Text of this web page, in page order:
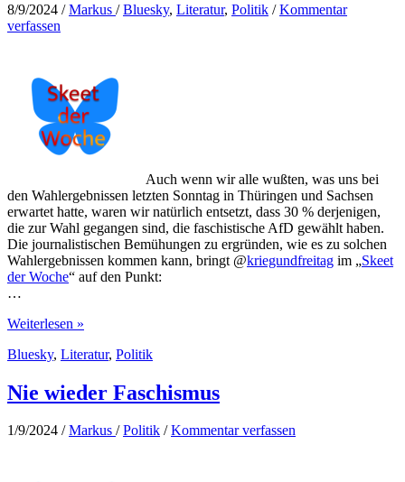
8/9/2024 /Markus /Bluesky, Literatur, Politik /Kommentar
verfassen
Auch wenn wir alle wußten, was uns bei
den Wahlergebnissen letzten Sonntag in Thüringen und Sachsen
erwartet hatte, waren wir natürlich entsetzt, dass 30 % derjenigen,
die zur Wahl gegangen sind, die faschistische AfD gewählt haben.
Die journalistischen Bemühungen zu ergründen, wie es zu solchen
Wahlergebnissen kommen kann, bringt @kriegundfreitag im „Skeet
der Woche“ auf den Punkt:
…
Beinhart
Weiterlesen »
Bluesky, Literatur, Politik
Nie wieder Faschismus
1/9/2024 /Markus /Politik /Kommentar verfassen